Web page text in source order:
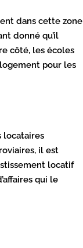
dans cette zone
donné qu’il
côté, les écoles
pour les
locataires
il est
locatif
qui le